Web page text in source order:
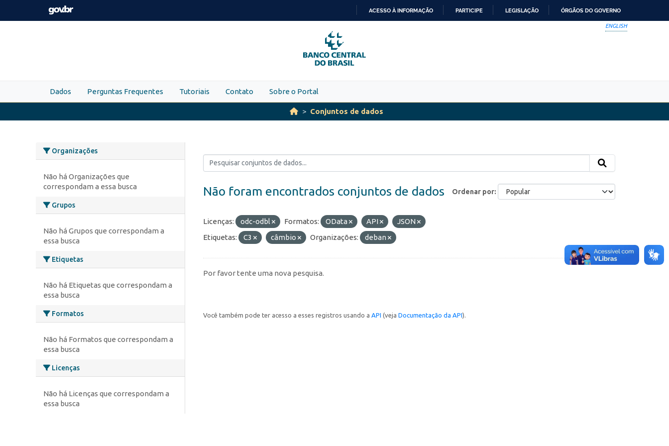
Skip to main content
PARA
O
CONTEÚDO
ACESSO À INFORMAÇÃO PARTICIPE LEGISLAÇÃO ÓRGÃOS DO GOVERNO
ENGLISH
Dados Perguntas Frequentes Tutoriais Contato Sobre o Portal
Conjuntos de dados
Organizações
Não há Organizações que
correspondam a essa busca
Grupos
Não há Grupos que correspondam a
essa busca
Etiquetas
Não há Etiquetas que correspondam a
essa busca
Formatos
Não há Formatos que correspondam a
essa busca
Licenças
Não há Licenças que correspondam a
essa busca
Ordenar por
Não foram encontrados conjuntos de dados
Licenças: odc-odbl Formatos: OData API
JSON
Etiquetas:
C3 câmbio Organizações: deban
Por favor tente uma nova pesquisa.
Você também pode ter acesso a esses registros usando a API (veja Documentação da API).